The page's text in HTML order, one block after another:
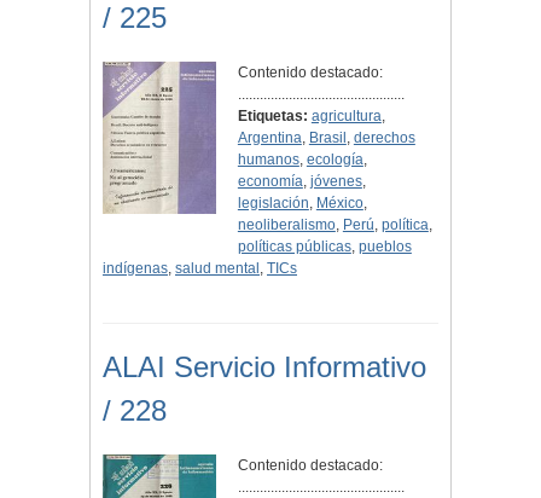
/ 225
Contenido destacado:
..............................................
Etiquetas: agricultura,
Argentina, Brasil , derechos
humanos, ecología,
economía, jóvenes,
legislación, México,
neoliberalismo, Perú, política,
políticas públicas, pueblos
indígenas, salud mental , TICs
ALAI Servicio Informativo
/ 228
Contenido destacado:
..............................................